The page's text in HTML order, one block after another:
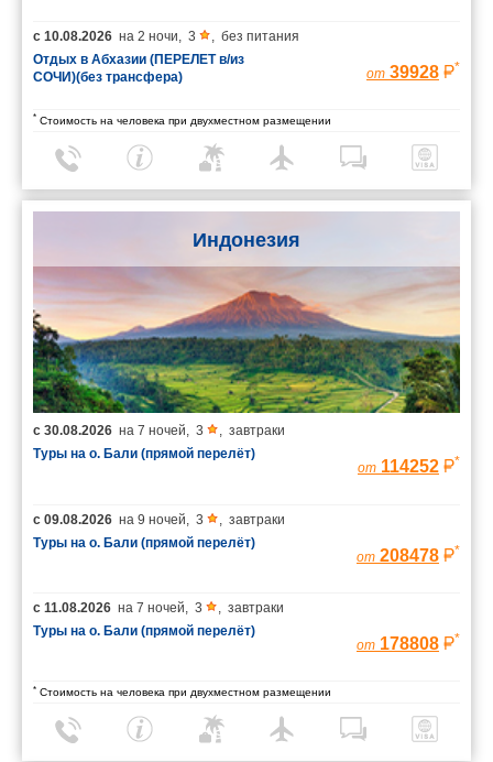
с 10.08.2026 на 2 ночи, 3 , без питания
Отдых в Абхазии (ПЕРЕЛЕТ в/из
СОЧИ)(без трансфера)
от 39928 *
* Стоимость на человека при двухместном размещении
Индонезия
с 30.08.2026 на 7 ночей, 3 , завтраки
Туры на о. Бали (прямой перелёт)
от 114252 *
с 09.08.2026 на 9 ночей, 3 , завтраки
Туры на о. Бали (прямой перелёт)
от 208478 *
с 11.08.2026 на 7 ночей, 3 , завтраки
Туры на о. Бали (прямой перелёт)
от 178808 *
* Стоимость на человека при двухместном размещении